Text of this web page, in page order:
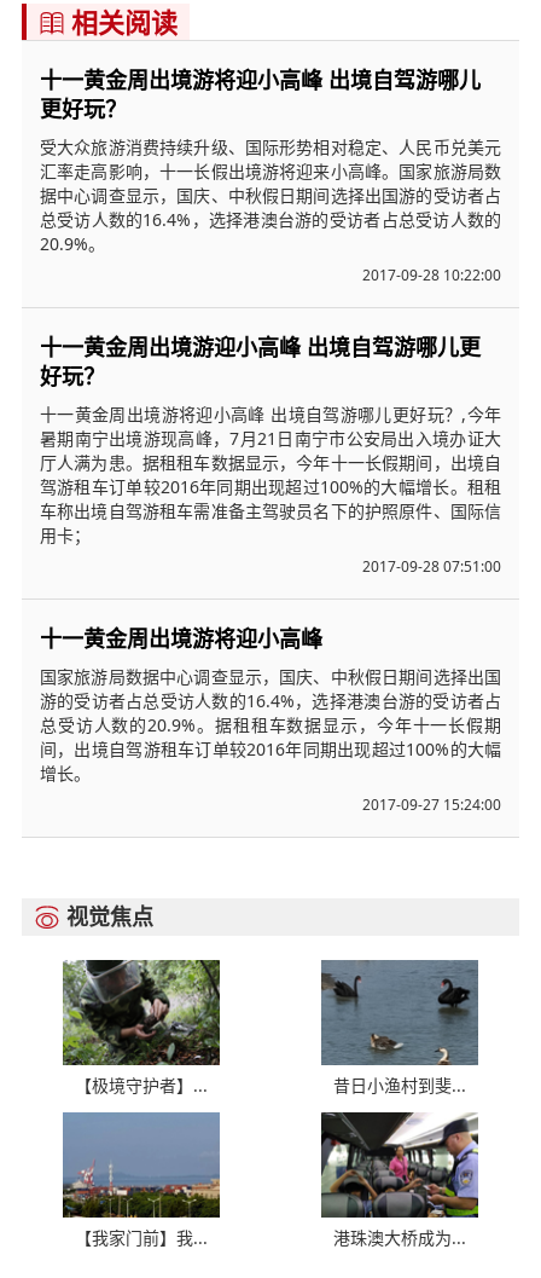
 相关阅读
十一黄金周出境游将迎小高峰 出境自驾游哪儿
更好玩？
受大众旅游消费持续升级、国际形势相对稳定、人民币兑美元
汇率走高影响，十一长假出境游将迎来小高峰。国家旅游局数
据中心调查显示，国庆、中秋假日期间选择出国游的受访者占
总受访人数的16.4%，选择港澳台游的受访者占总受访人数的
20.9%。
2017-09-28 10:22:00
十一黄金周出境游迎小高峰 出境自驾游哪儿更
好玩？
十一黄金周出境游将迎小高峰 出境自驾游哪儿更好玩？,今年
暑期南宁出境游现高峰，7月21日南宁市公安局出入境办证大
厅人满为患。据租租车数据显示，今年十一长假期间，出境自
驾游租车订单较2016年同期出现超过100%的大幅增长。租租
车称出境自驾游租车需准备主驾驶员名下的护照原件、国际信
用卡；
2017-09-28 07:51:00
十一黄金周出境游将迎小高峰
国家旅游局数据中心调查显示，国庆、中秋假日期间选择出国
游的受访者占总受访人数的16.4%，选择港澳台游的受访者占
总受访人数的20.9%。据租租车数据显示，今年十一长假期
间，出境自驾游租车订单较2016年同期出现超过100%的大幅
增长。
2017-09-27 15:24:00
 视觉焦点
【极境守护者】... 昔日小渔村到斐...
【我家门前】我... 港珠澳大桥成为...